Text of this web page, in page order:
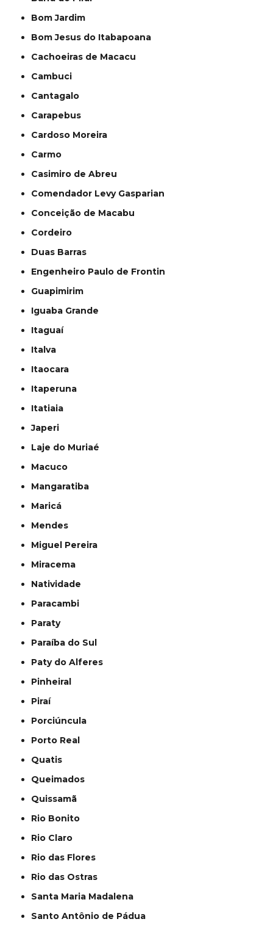
Bom Jardim
Bom Jesus do Itabapoana
Cachoeiras de Macacu
Cambuci
Cantagalo
Carapebus
Cardoso Moreira
Carmo
Casimiro de Abreu
Comendador Levy Gasparian
Conceição de Macabu
Cordeiro
Duas Barras
Engenheiro Paulo de Frontin
Guapimirim
Iguaba Grande
Itaguaí
Italva
Itaocara
Itaperuna
Itatiaia
Japeri
Laje do Muriaé
Macuco
Mangaratiba
Maricá
Mendes
Miguel Pereira
Miracema
Natividade
Paracambi
Paraty
Paraíba do Sul
Paty do Alferes
Pinheiral
Piraí
Porciúncula
Porto Real
Quatis
Queimados
Quissamã
Rio Bonito
Rio Claro
Rio das Flores
Rio das Ostras
Santa Maria Madalena
Santo Antônio de Pádua